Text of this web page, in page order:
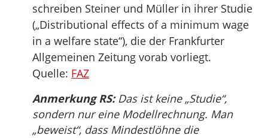
schreiben Steiner und Müller in ihrer Studie
(„Distributional effects of a minimum wage
in a welfare state“), die der Frankfurter
Allgemeinen Zeitung vorab vorliegt.
Quelle: FAZ
Anmerkung RS:Das ist keine „Studie“,
sondern nur eine Modellrechnung. Man
„beweist“, dass Mindestlöhne die